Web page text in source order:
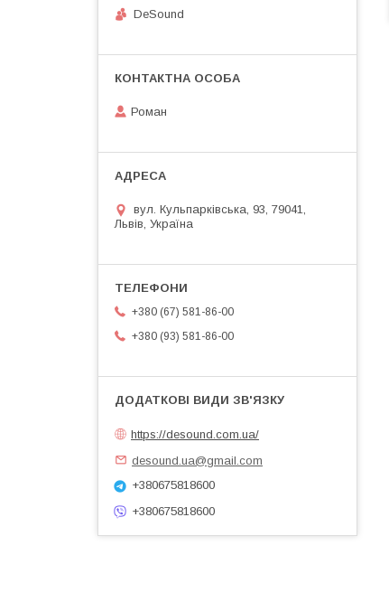
DeSound
Роман
вул. Кульпарківська, 93, 79041,
Львів, Україна
+380 (67) 581-86-00
+380 (93) 581-86-00
https://desound.com.ua/
desound.ua@gmail.com
+380675818600
+380675818600